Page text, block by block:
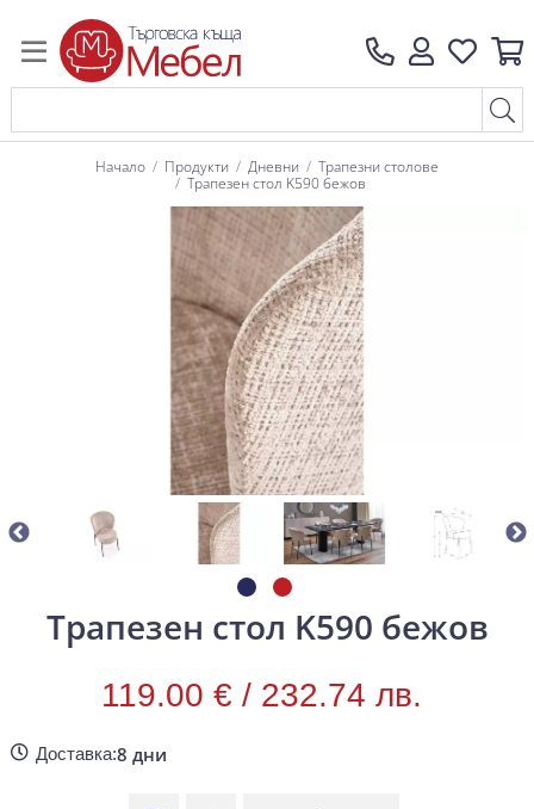
Начало Продукти Дневни
Трапезни столове
Трапезен стол K590 бежов
Трапезен стол K590 бежов
119.00 € / 232.74 лв.
Доставка:8 дни